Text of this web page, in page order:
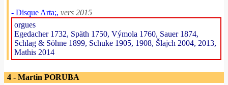
- Disque Arta;, vers 2015
orgues
Egedacher 1732, Späth 1750, Výmola 1760, Sauer 1874,
Schlag & Söhne 1899, Schuke 1905, 1908, Šlajch 2004, 2013,
Mathis 2014
4 - Martin PORUBA